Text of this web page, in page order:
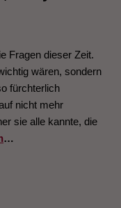
Fragen dieser Zeit.
wären, sondern
fürchterlich
nicht mehr
sie alle kannte, die
…